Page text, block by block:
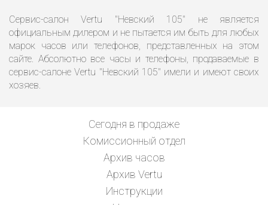
Сервис-салон Vertu "Невский 105" не является
официальным дилером и не пытается им быть для любых
марок часов или телефонов, представленных на этом
сайте. Абсолютно все часы и телефоны, продаваемые в
сервис-салоне Vertu "Невский 105" имели и имеют своих
хозяев.
Сегодня в продаже
Комиссионный отдел
Архив часов
Архив Vertu
Инструкции